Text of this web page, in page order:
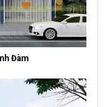
Đàm